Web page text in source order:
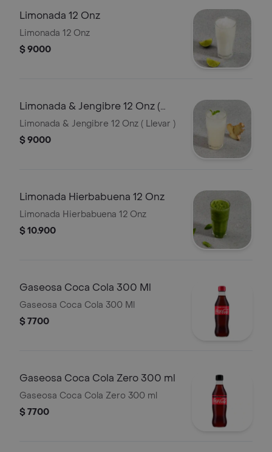
Limonada 12 Onz
Limonada 12 Onz
$ 9000
Limonada & Jengibre 12 Onz (
Llevar )
Limonada & Jengibre 12 Onz ( Llevar )
$ 9000
Limonada Hierbabuena 12 Onz
Limonada Hierbabuena 12 Onz
$ 10.900
Gaseosa Coca Cola 300 Ml
Gaseosa Coca Cola 300 Ml
$ 7700
Gaseosa Coca Cola Zero 300 ml
Gaseosa Coca Cola Zero 300 ml
$ 7700